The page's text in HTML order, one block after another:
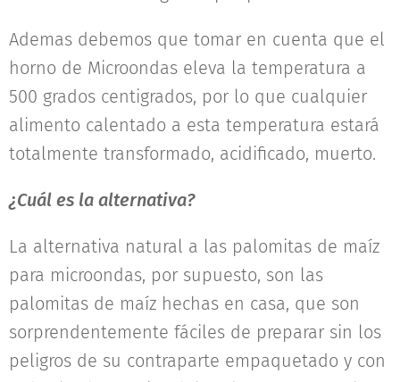
Ademas debemos que tomar en cuenta que el
horno de Microondas eleva la temperatura a
500 grados centigrados, por lo que cualquier
alimento calentado a esta temperatura estará
totalmente transformado, acidificado, muerto.
¿Cuál es la alternativa?
La alternativa natural a las palomitas de maíz
para microondas, por supuesto, son las
palomitas de maíz hechas en casa, que son
sorprendentemente fáciles de preparar sin los
peligros de su contraparte empaquetado y con